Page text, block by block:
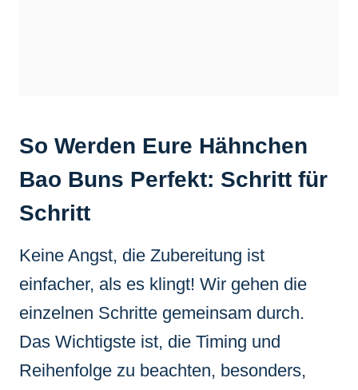
So Werden Eure Hähnchen
Bao Buns Perfekt: Schritt für
Schritt
Keine Angst, die Zubereitung ist
einfacher, als es klingt! Wir gehen die
einzelnen Schritte gemeinsam durch.
Das Wichtigste ist, die Timing und
Reihenfolge zu beachten, besonders,